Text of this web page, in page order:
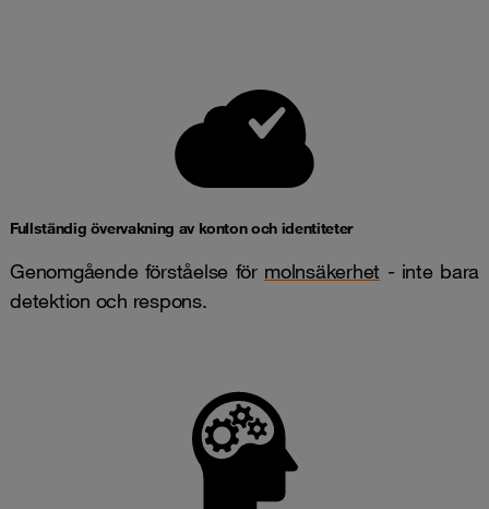
Fullständig övervakning av konton och identiteter
Genomgående förståelse för molnsäkerhet - inte bara
detektion och respons.